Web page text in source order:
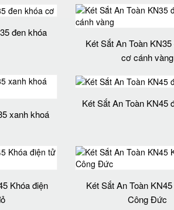
đen khóa
Két Sắt An Toàn
cơ cánh vàng
xanh khoá
Két Sắt An Toàn KN45
Khóa điện
Két Sắt An Toàn
Công Đức